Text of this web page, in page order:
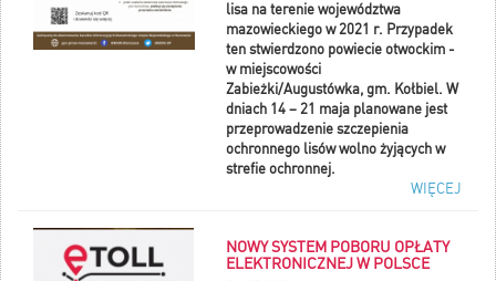
lisa na terenie województwa
mazowieckiego w 2021 r. Przypadek
ten stwierdzono powiecie otwockim -
w miejscowości
Zabieżki/Augustówka, gm. Kołbiel. W
dniach 14 – 21 maja planowane jest
przeprowadzenie szczepienia
ochronnego lisów wolno żyjących w
strefie ochronnej.
WIĘCEJ
NOWY SYSTEM POBORU OPŁATY
ELEKTRONICZNEJ W POLSCE